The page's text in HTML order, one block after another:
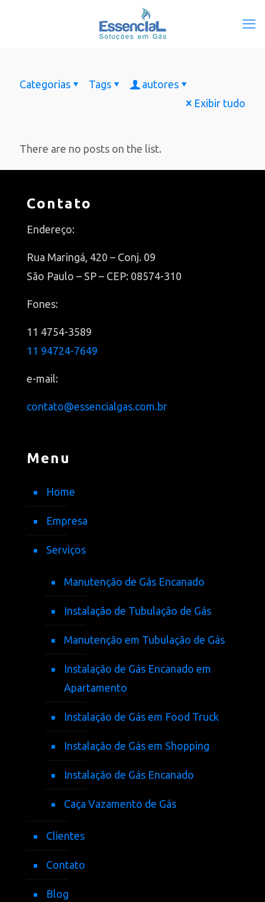
Categorias Tags
autores
Exibir tudo
There are no posts on the list.
Contato
Endereço:
Rua Maringá, 420 – Conj. 09
São Paulo – SP – CEP: 08574-310
Fones:
11 4754-3589
11 94724-7649
e-mail:
contato@essencialgas.com.br
Menu
Home
Empresa
Serviços
Manutenção de Gás Encanado
Instalação de Tubulação de Gás
Manutenção em Tubulação de Gás
Instalação de Gás Encanado em
Apartamento
Instalação de Gás em Food Truck
Instalação de Gás em Shopping
Instalação de Gás Encanado
Caça Vazamento de Gás
Clientes
Contato
Blog